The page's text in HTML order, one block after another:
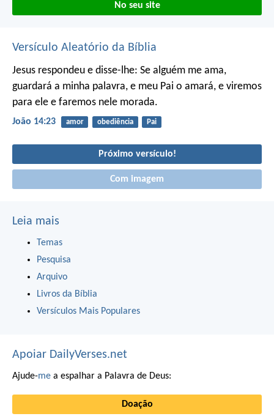
No seu site
Versículo Aleatório da Bíblia
Jesus respondeu e disse-lhe: Se alguém me ama,
guardará a minha palavra, e meu Pai o amará, e viremos
para ele e faremos nele morada.
João 14:23 amor obediência Pai
Próximo versículo!
Com imagem
Leia mais
Temas
Pesquisa
Arquivo
Livros da Bíblia
Versículos Mais Populares
Apoiar DailyVerses.net
Ajude-me a espalhar a Palavra de Deus:
Doação